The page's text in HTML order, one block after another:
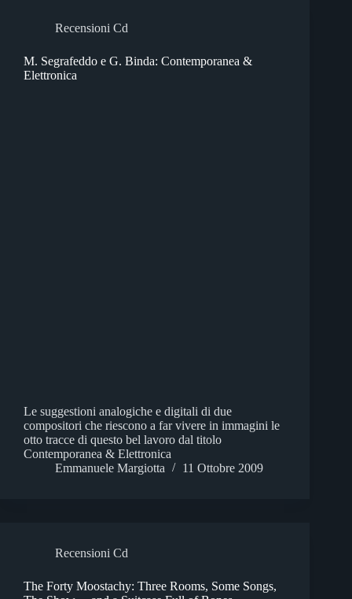
Recensioni Cd
M. Segrafeddo e G. Binda: Contemporanea &
Elettronica
Le suggestioni analogiche e digitali di due
compositori che riescono a far vivere in immagini le
otto tracce di questo bel lavoro dal titolo
Contemporanea & Elettronica
Emmanuele Margiotta
11 Ottobre 2009
Recensioni Cd
The Forty Moostachy: Three Rooms, Some Songs,